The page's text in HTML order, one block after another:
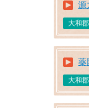
源
大和
薬
大和